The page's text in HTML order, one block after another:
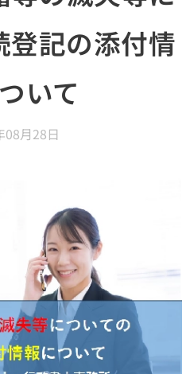
登記の添付情
いて
08月28日